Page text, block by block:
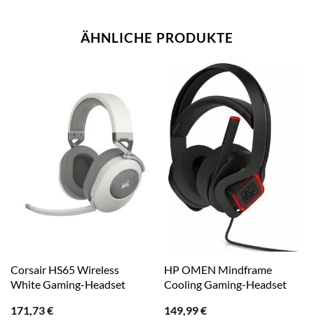
ÄHNLICHE PRODUKTE
Corsair HS65 Wireless
White Gaming-Headset
171,73€
HP OMEN Mindframe
Cooling Gaming-Headset
149,99€